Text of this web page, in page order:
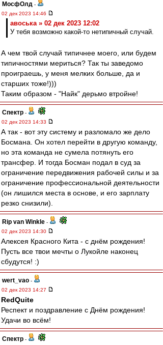
МосфОлд -
02 дек 2023 14:46
авоська » 02 дек 2023 12:02
У тебя возможно какой-то нетипичный случай.
А чем твой случай типичнее моего, или будем
типичностями мериться? Так ты заведомо
проиграешь, у меня мелких больше, да и
старших тоже!)))
Таким образом - "Найк" дерьмо втройне!
Спектр -
02 дек 2023 14:33
А так - вот эту систему и разломало же дело
Босмана. Он хотел перейти в другую команду,
но эта команда не сумела потянуть его
трансфер. И тогда Босман подал в суд за
ограничение передвижения рабочей силы и за
ограничение профессиональной деятельности
(он лишился места в основе, и его зарплату
резко снизили).
Rip van Winkle -
02 дек 2023 14:30
Алексея Красного Кита - с днём рождения!
Пусть все твои мечты о Лукойле наконец
сбудутся! :)
wert_vao -
02 дек 2023 14:27
RedQuite
Респект и поздравление с Днём рождения!
Удачи во всём!
Спектр -